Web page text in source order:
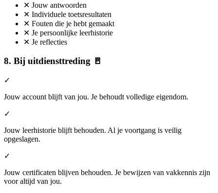
✕ Jouw antwoorden
✕ Individuele toetsresultaten
✕ Fouten die je hebt gemaakt
✕ Je persoonlijke leerhistorie
✕ Je reflecties
8. Bij uitdiensttreding 🚪
✓
Jouw account blijft van jou. Je behoudt volledige eigendom.
✓
Jouw leerhistorie blijft behouden. Al je voortgang is veilig
opgeslagen.
✓
Jouw certificaten blijven behouden. Je bewijzen van vakkennis zijn
voor altijd van jou.